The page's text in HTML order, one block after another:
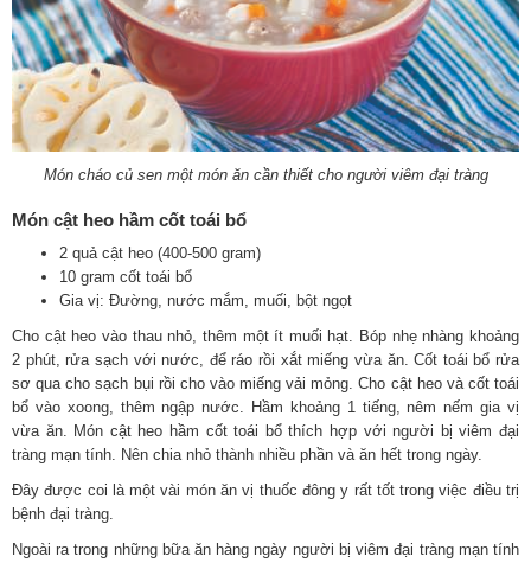
Món cháo củ sen một món ăn cần thiết cho người viêm đại tràng
Món cật heo hầm cốt toái bổ
2 quả cật heo (400-500 gram)
10 gram cốt toái bổ
Gia vị: Đường, nước mắm, muối, bột ngọt
Cho cật heo vào thau nhỏ, thêm một ít muối hạt. Bóp nhẹ nhàng khoảng
2 phút, rửa sạch với nước, để ráo rồi xắt miếng vừa ăn. Cốt toái bổ rửa
sơ qua cho sạch bụi rồi cho vào miếng vải mỏng. Cho cật heo và cốt toái
bổ vào xoong, thêm ngập nước. Hầm khoảng 1 tiếng, nêm nếm gia vị
vừa ăn. Món cật heo hầm cốt toái bổ thích hợp với người bị viêm đại
tràng mạn tính. Nên chia nhỏ thành nhiều phần và ăn hết trong ngày.
Đây được coi là một vài món ăn vị thuốc đông y rất tốt trong việc điều trị
bệnh đại tràng.
Ngoài ra trong những bữa ăn hàng ngày người bị viêm đại tràng mạn tính